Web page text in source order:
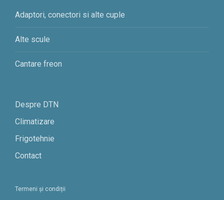
Adaptori, conectori si alte cuple
Alte scule
Cantare freon
Despre DTN
Climatizare
Frigotehnie
Contact
Termeni și condiții